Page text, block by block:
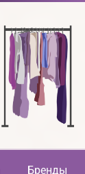
Бренды